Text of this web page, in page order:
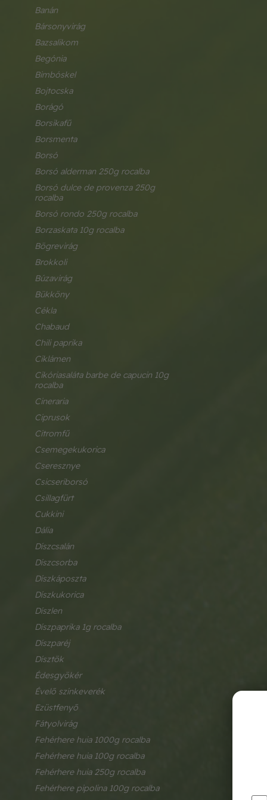
banán
bársonyvirág
bazsalikom
begónia
bimbóskel
bojtocska
borágó
borsikafű
borsmenta
borsó
borsó alderman 250g rocalba
borsó dulce de provenza 250g
rocalba
borsó rondo 250g rocalba
borzaskata 10g rocalba
bögrevirág
brokkoli
búzavirág
bükköny
cékla
chabaud
chili paprika
ciklámen
cikóriasaláta barbe de capucin 10g
rocalba
cineraria
ciprusok
citromfű
csemegekukorica
cseresznye
csicseriborsó
csillagfürt
cukkini
dália
díszcsalán
díszcsorba
díszkáposzta
díszkukorica
díszlen
díszpaprika 1g rocalba
díszparéj
dísztök
édesgyökér
évelő színkeverék
ezüstfenyő
fátyolvirág
fehérhere huia 1000g rocalba
fehérhere huia 100g rocalba
fehérhere huia 250g rocalba
fehérhere pipolina 100g rocalba